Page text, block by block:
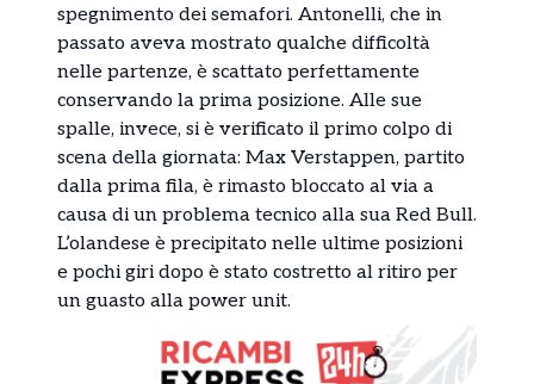
spegnimento dei semafori. Antonelli, che in
passato aveva mostrato qualche difficoltà
nelle partenze, è scattato perfettamente
conservando la prima posizione. Alle sue
spalle, invece, si è verificato il primo colpo di
scena della giornata: Max Verstappen, partito
dalla prima fila, è rimasto bloccato al via a
causa di un problema tecnico alla sua Red Bull.
L’olandese è precipitato nelle ultime posizioni
e pochi giri dopo è stato costretto al ritiro per
un guasto alla power unit.